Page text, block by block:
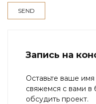
Запись на
Оставьте ваше
свяжемся с вами
обсудить проект.